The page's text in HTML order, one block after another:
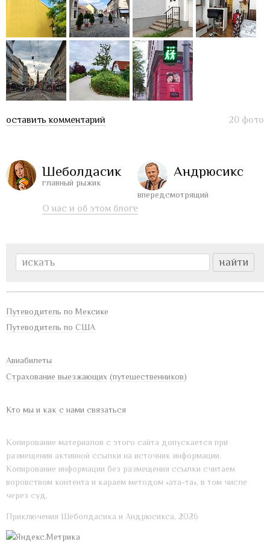
оставить комментарий 20 фото
Шеболдасик
главный рыжик
Андрюсикс
впередсмотрящий
О нас и об этом блоге
Путеводитель по Мексике
Путеводитель по США
Авиабилеты
Страхование выезжающих (путешественников)
Кто мы и как с нами связаться
Копирование материалов с этого сайта допускается при
размещении активной ссылки на источник информации.
Копирование информации без размещения ссылки считаем
воровством контента и караем методом «ата-та», в том числе
через суд.
Приключения Шеболдасика и Андрюсикса, 2026